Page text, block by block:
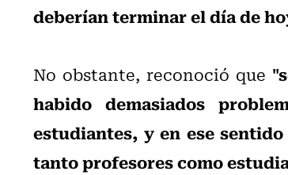
deberían terminar el día de
No obstante, reconoció que
habido demasiados
estudiantes, y en ese
tanto profesores como